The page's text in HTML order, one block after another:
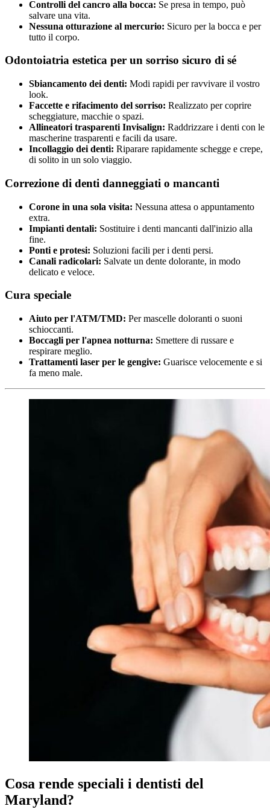
Controlli del cancro alla bocca: Se presa in tempo, può
salvare una vita.
Nessuna otturazione al mercurio: Sicuro per la bocca e per
tutto il corpo.
Odontoiatria estetica per un sorriso sicuro di sé
Sbiancamento dei denti: Modi rapidi per ravvivare il vostro
look.
Faccette e rifacimento del sorriso: Realizzato per coprire
scheggiature, macchie o spazi.
Allineatori trasparenti Invisalign: Raddrizzare i denti con le
mascherine trasparenti e facili da usare.
Incollaggio dei denti: Riparare rapidamente schegge e crepe,
di solito in un solo viaggio.
Correzione di denti danneggiati o mancanti
Corone in una sola visita: Nessuna attesa o appuntamento
extra.
Impianti dentali: Sostituire i denti mancanti dall'inizio alla
fine.
Ponti e protesi: Soluzioni facili per i denti persi.
Canali radicolari: Salvate un dente dolorante, in modo
delicato e veloce.
Cura speciale
Aiuto per l'ATM/TMD: Per mascelle doloranti o suoni
schioccanti.
Boccagli per l'apnea notturna: Smettere di russare e
respirare meglio.
Trattamenti laser per le gengive: Guarisce velocemente e si
fa meno male.
Cosa rende speciali i dentisti del
Maryland?